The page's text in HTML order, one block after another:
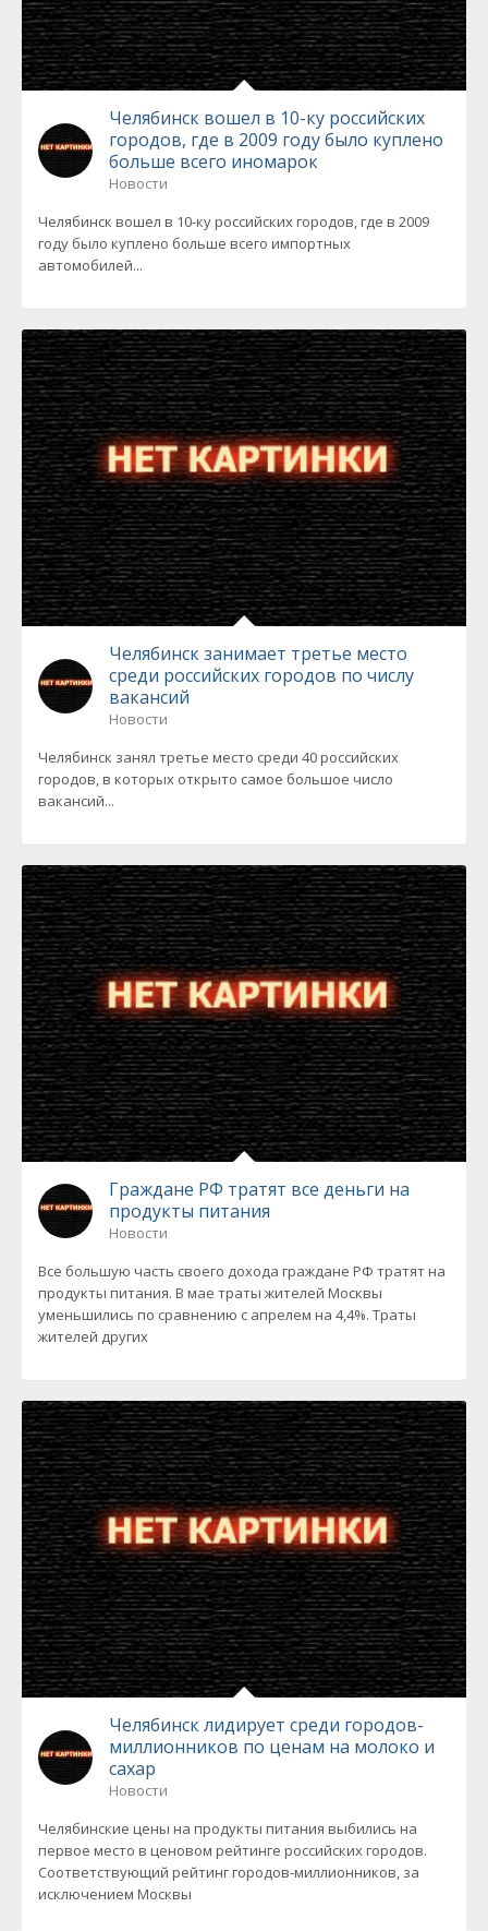
Челябинск вошел в 10-ку российских
городов, где в 2009 году было куплено
больше всего иномарок
Новости
Челябинск вошел в 10-ку российских городов, где в 2009
году было куплено больше всего импортных
автомобилей...
Челябинск занимает третье место
среди российских городов по числу
вакансий
Новости
Челябинск занял третье место среди 40 российских
городов, в которых открыто самое большое число
вакансий...
Граждане РФ тратят все деньги на
продукты питания
Новости
Все большую часть своего дохода граждане РФ тратят на
продукты питания. В мае траты жителей Москвы
уменьшились по сравнению с апрелем на 4,4%. Траты
жителей других
Челябинск лидирует среди городов-
миллионников по ценам на молоко и
сахар
Новости
Челябинские цены на продукты питания выбились на
первое место в ценовом рейтинге российских городов.
Соответствующий рейтинг городов-миллионников, за
исключением Москвы